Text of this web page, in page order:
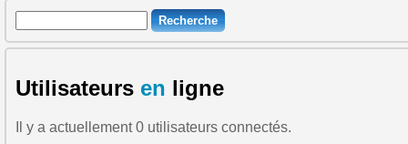
Formulaire de recherche
Recherche
Utilisateurs en ligne
Il y a actuellement 0 utilisateurs connectés.